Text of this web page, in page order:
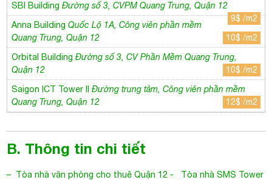
SBI BuildingĐường số 3, CVPM Quang Trung, Quận 12
9$ /m2
Anna BuildingQuốc Lộ 1A, Công viên phần mềm
Quang Trung, Quận 12
10$ /m2
Orbital BuildingĐường số 3, CV Phần Mềm Quang Trung,
Quận 12
10$ /m2
Saigon ICT Tower IIĐường trung tâm, Công viên phần mềm
Quang Trung, Quận 12
12$ /m2
B. Thông tin chi tiết
– Tòa nhà văn phòng cho thuê Quận 12 - Tòa nhà SMS Tower